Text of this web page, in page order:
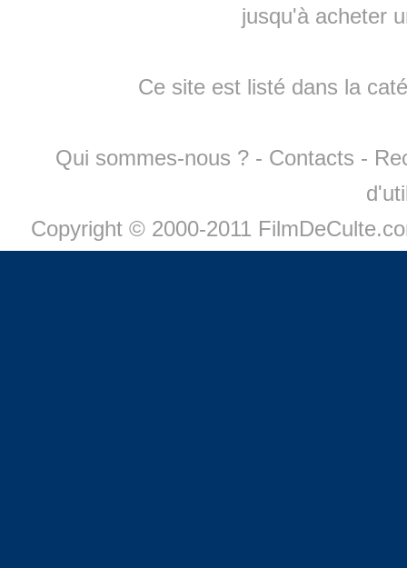
jusqu'à acheter
Ce site est listé dans la
Qui sommes-nous ? - Contacts -
Copyright © 2000-2011